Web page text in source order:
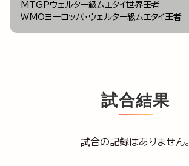
MTGPウェルター級ムエタイ世界王者
WMOヨーロッパ・ウェルター級ムエタイ王者
試合結果
試合の記録はありません。